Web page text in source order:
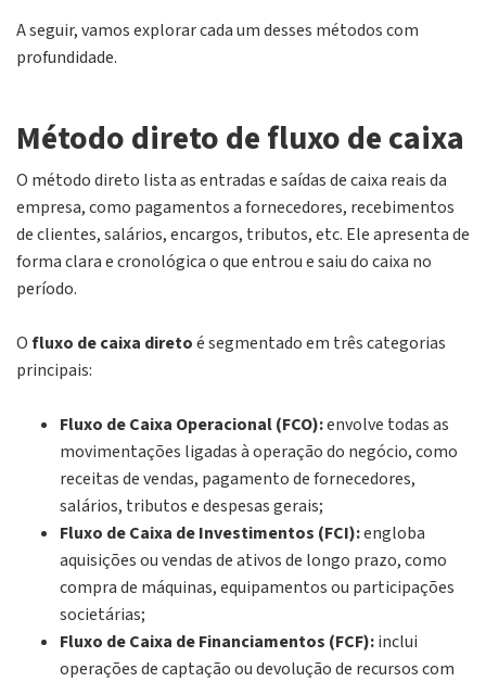
A seguir, vamos explorar cada um desses métodos com
profundidade.
Método direto de fluxo de caixa
O método direto lista as entradas e saídas de caixa reais da
empresa, como pagamentos a fornecedores, recebimentos
de clientes, salários, encargos, tributos, etc. Ele apresenta de
forma clara e cronológica o que entrou e saiu do caixa no
período.
Ofluxo de caixa diretoé segmentado em três categorias
principais:
Fluxo de Caixa Operacional (FCO):envolve todas as
movimentações ligadas à operação do negócio, como
receitas de vendas, pagamento de fornecedores,
salários, tributos e despesas gerais;
Fluxo de Caixa de Investimentos (FCI):engloba
aquisições ou vendas de ativos de longo prazo, como
compra de máquinas, equipamentos ou participações
societárias;
Fluxo de Caixa de Financiamentos (FCF):inclui
operações de captação ou devolução de recursos com